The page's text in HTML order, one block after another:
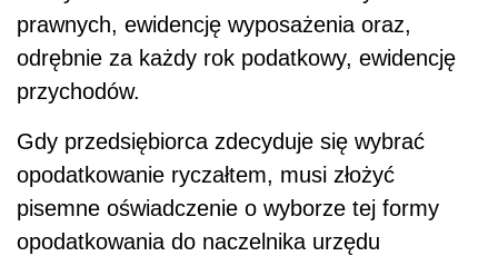
prawnych, ewidencję wyposażenia oraz,
odrębnie za każdy rok podatkowy, ewidencję
przychodów.
Gdy przedsiębiorca zdecyduje się wybrać
opodatkowanie ryczałtem, musi złożyć
pisemne oświadczenie o wyborze tej formy
opodatkowania do naczelnika urzędu